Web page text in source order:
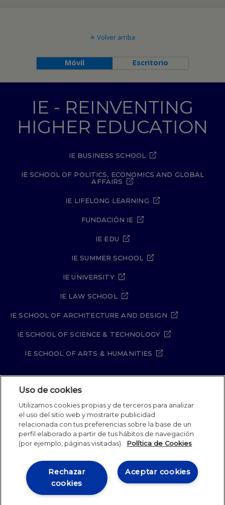
Volver arriba
Móvil Escritorio
IE - REINVENTING
HIGHER EDUCATION
IE BUSINESS SCHOOL
IE SCHOOL OF POLITICS, ECONOMICS AND GLOBAL
AFFAIRS
IE LIFELONG LEARNING
FUNDACIÓN IE
IE EDU
IE SUMMER SCHOOL
IE UNIVERSITY
IE LAW SCHOOL
IE SCHOOL OF ARCHITECTURE AND DESIGN
IE SCHOOL OF SCIENCE & TECHNOLOGY
IE SCHOOL OF ARTS & HUMANITIES
Aviso legal
Política de Cookies
Política de seguridad
Student Academic Standards
Canal Compliance
Site Map
IE University 2026
Uso de cookies
Utilizamos cookies propias y de terceros para analizar
el uso del sitio web y mostrarte publicidad
relacionada con tus preferencias sobre la base de un
perfil elaborado a partir de tus hábitos de navegación
(por ejemplo, páginas visitadas).
Política de Cookies
Aceptar cookies
Rechazar
cookies